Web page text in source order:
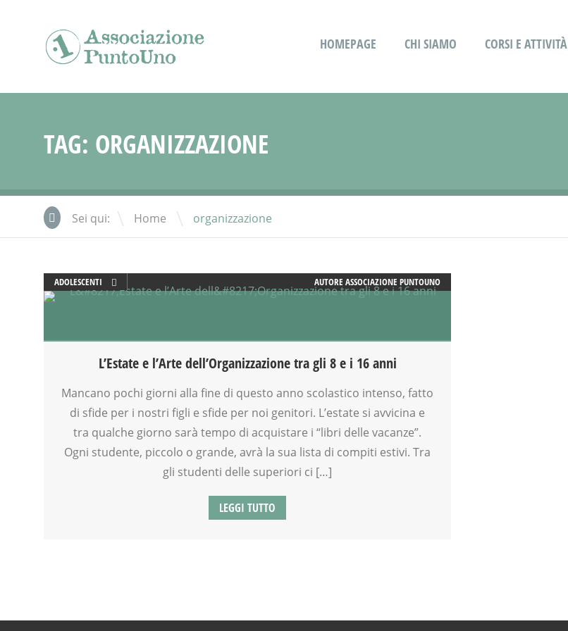
HOMEPAGE CHI SIAMO CORSI E ATTIVITÀ
TAG: ORGANIZZAZIONE
Sei qui: Home \ organizzazione
ADOLESCENTI
DOPO SCUOLA
AUTOREASSOCIAZIONE PUNTOUNO
L’Estate e l’Arte dell’Organizzazione tra gli 8 e i 16 anni
Mancano pochi giorni alla fine di questo anno scolastico intenso, fatto
di sfide per i nostri figli e sfide per noi genitori. L’estate si avvicina e
tra qualche giorno sarà tempo di acquistare i “libri delle vacanze”.
Ogni studente, piccolo o grande, avrà la sua lista di compiti estivi. Tra
gli studenti delle superiori ci […]
LEGGI TUTTO